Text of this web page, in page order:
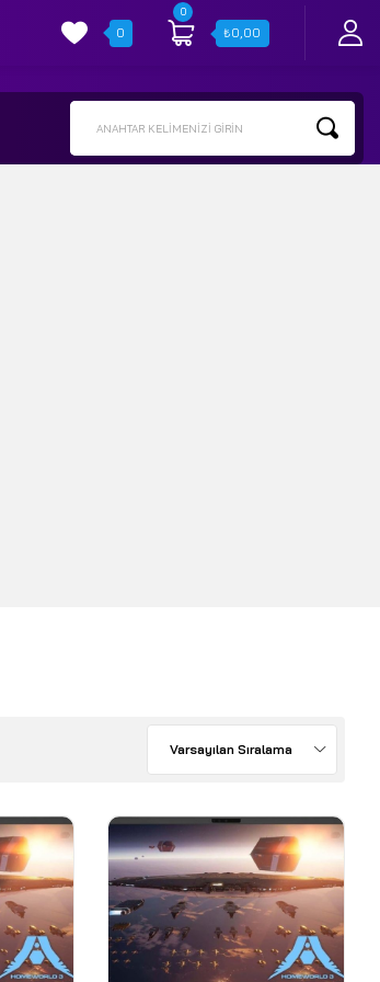
ANAHTAR KELIMENIZI GIRIN
0
0
₺0,00
Varsayılan Sıralama